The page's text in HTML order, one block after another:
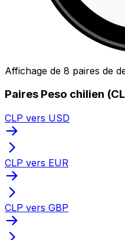
Affichage de 8 paires de
Paires Peso chilien
CLP vers USD
CLP vers EUR
CLP vers GBP